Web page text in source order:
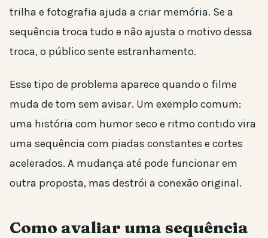
trilha e fotografia ajuda a criar memória. Se a
sequência troca tudo e não ajusta o motivo dessa
troca, o público sente estranhamento.
Esse tipo de problema aparece quando o filme
muda de tom sem avisar. Um exemplo comum:
uma história com humor seco e ritmo contido vira
uma sequência com piadas constantes e cortes
acelerados. A mudança até pode funcionar em
outra proposta, mas destrói a conexão original.
Como avaliar uma sequência